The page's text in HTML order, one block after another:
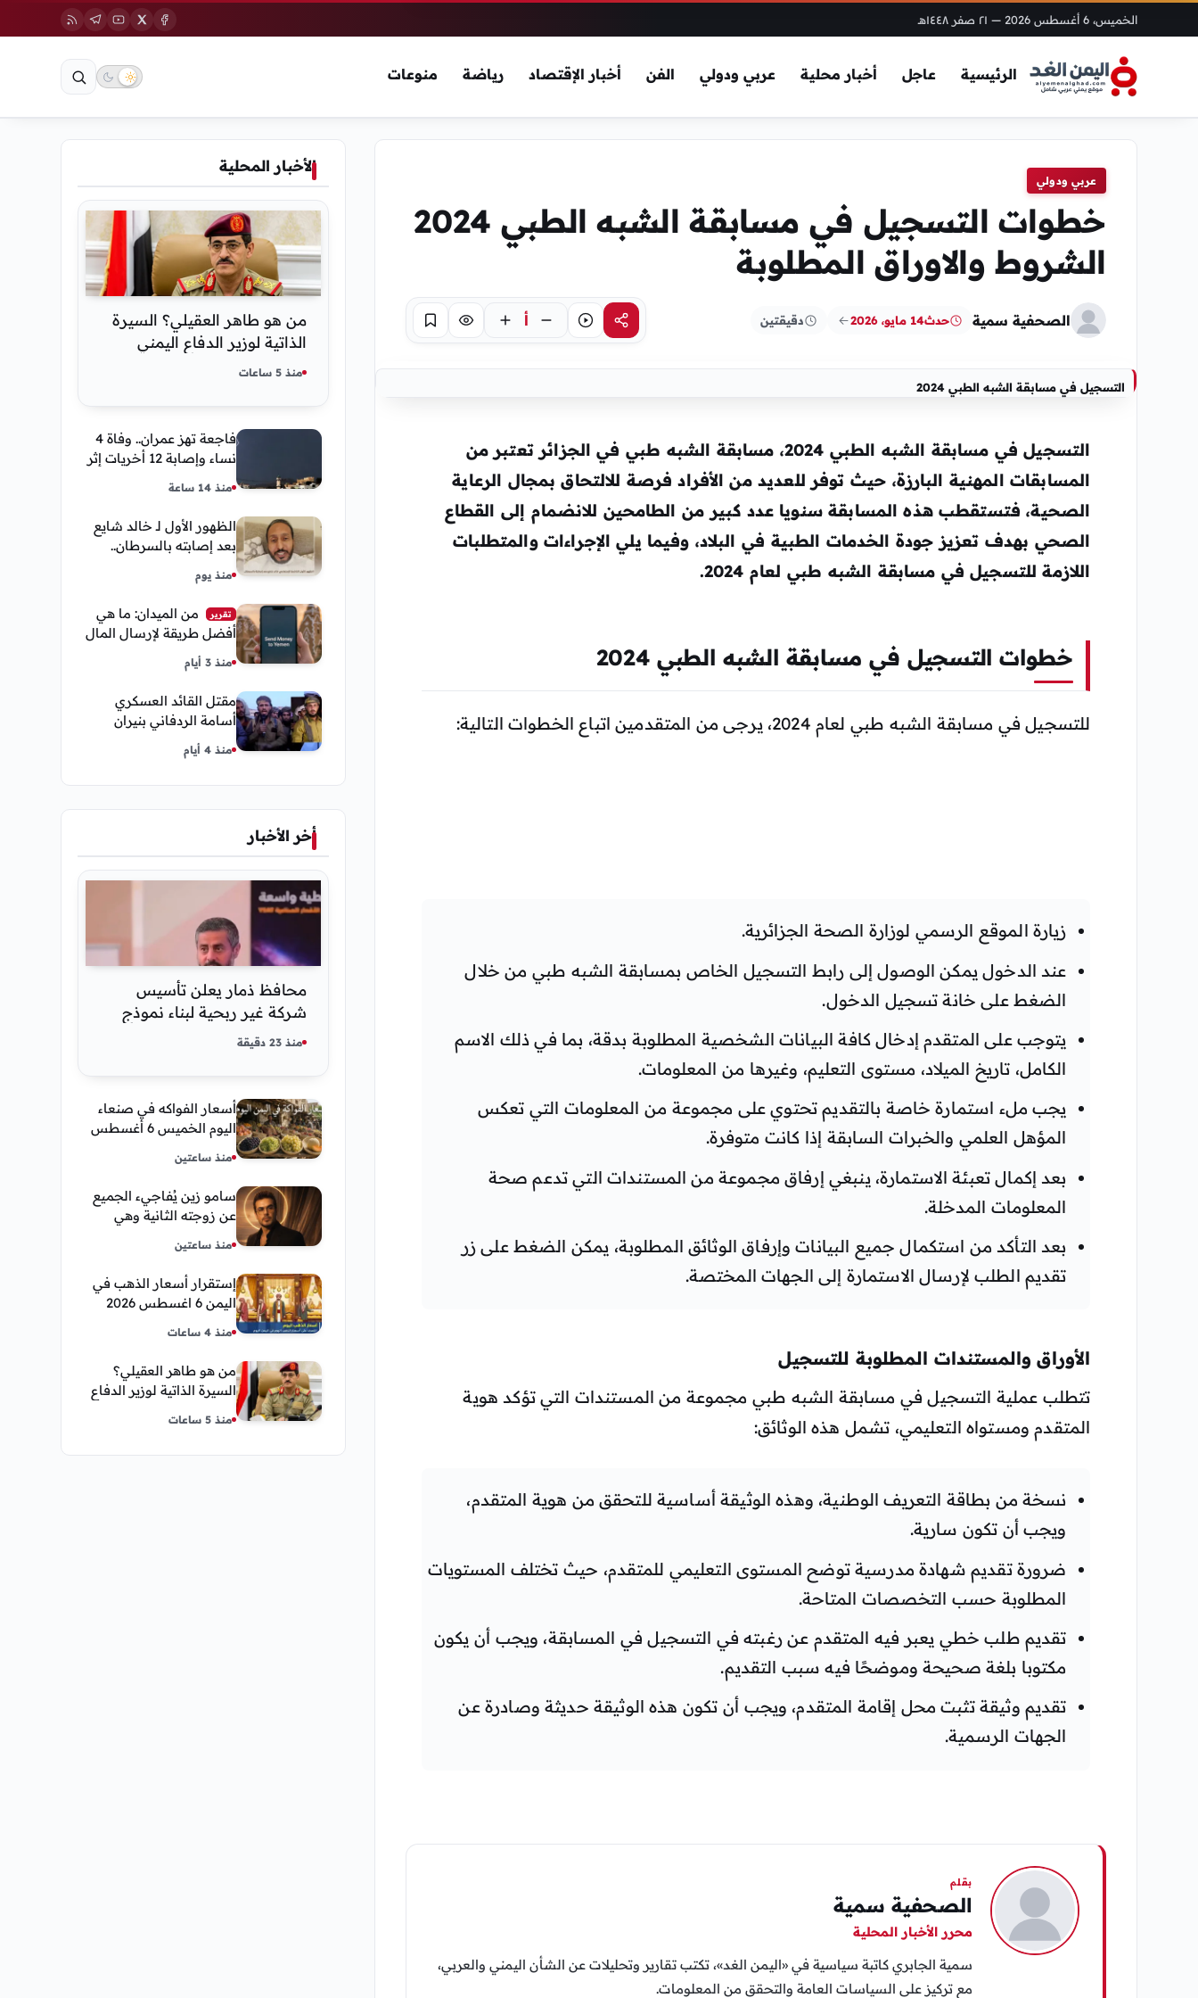
الخميس، 6 أغسطس 2026 — ٢١ صفر ١٤٤٨هـ
الرئيسية عاجل أخبار محلية عربي ودولي الفن أخبار الإقتصاد رياضة منوعات
عربي ودولي
خطوات التسجيل في مسابقة الشبه الطبي 2024
الشروط والاوراق المطلوبة
الصحفية سمية حدث14 مايو، 2026 دقيقتين مشاركةاستماع أ تركيز حفظ
التسجيل في مسابقة الشبه الطبي 2024
التسجيل في مسابقة الشبه الطبي 2024، مسابقة الشبه طبي في الجزائر تعتبر من
المسابقات المهنية البارزة، حيث توفر للعديد من الأفراد فرصة للالتحاق بمجال الرعاية
الصحية، فتستقطب هذه المسابقة سنويا عدد كبير من الطامحين للانضمام إلى القطاع
الصحي بهدف تعزيز جودة الخدمات الطبية في البلاد، وفيما يلي الإجراءات والمتطلبات
اللازمة للتسجيل في مسابقة الشبه طبي لعام 2024.
خطوات التسجيل في مسابقة الشبه الطبي 2024
للتسجيل في مسابقة الشبه طبي لعام 2024، يرجى من المتقدمين اتباع الخطوات التالية:
زيارة الموقع الرسمي لوزارة الصحة الجزائرية.
عند الدخول يمكن الوصول إلى رابط التسجيل الخاص بمسابقة الشبه طبي من خلال
الضغط على خانة تسجيل الدخول.
يتوجب على المتقدم إدخال كافة البيانات الشخصية المطلوبة بدقة، بما في ذلك الاسم
الكامل، تاريخ الميلاد، مستوى التعليم، وغيرها من المعلومات.
يجب ملء استمارة خاصة بالتقديم تحتوي على مجموعة من المعلومات التي تعكس
المؤهل العلمي والخبرات السابقة إذا كانت متوفرة.
بعد إكمال تعبئة الاستمارة، ينبغي إرفاق مجموعة من المستندات التي تدعم صحة
المعلومات المدخلة.
بعد التأكد من استكمال جميع البيانات وإرفاق الوثائق المطلوبة، يمكن الضغط على زر
تقديم الطلب لإرسال الاستمارة إلى الجهات المختصة.
الأوراق والمستندات المطلوبة للتسجيل
تتطلب عملية التسجيل في مسابقة الشبه طبي مجموعة من المستندات التي تؤكد هوية
المتقدم ومستواه التعليمي، تشمل هذه الوثائق:
نسخة من بطاقة التعريف الوطنية، وهذه الوثيقة أساسية للتحقق من هوية المتقدم،
ويجب أن تكون سارية.
ضرورة تقديم شهادة مدرسية توضح المستوى التعليمي للمتقدم، حيث تختلف المستويات
المطلوبة حسب التخصصات المتاحة.
تقديم طلب خطي يعبر فيه المتقدم عن رغبته في التسجيل في المسابقة، ويجب أن يكون
مكتوبا بلغة صحيحة وموضحًا فيه سبب التقديم.
تقديم وثيقة تثبت محل إقامة المتقدم، ويجب أن تكون هذه الوثيقة حديثة وصادرة عن
الجهات الرسمية.
بقلم
الصحفية سمية
محرر الأخبار المحلية
سمية الجابري كاتبة سياسية في «اليمن الغد»، تكتب تقارير وتحليلات عن الشأن اليمني والعربي،
مع تركيز على السياسات العامة والتحقق من المعلومات.
الأخبار المحلية
من هو طاهر العقيلي؟ السيرة
الذاتية لوزير الدفاع اليمني
الجديد وأبرز مناصبه
منذ 5 ساعات
فاجعة تهز عمران.. وفاة 4
نساء وإصابة 12 أخريات إثر
اجتماعية
منذ 14 ساعة
الظهور الأول لـ خالد شايع
بعد إصابته بالسرطان..
رحلة العلاج
منذ يوم
تقرير
من الميدان: ما هي
أفضل طريقة لإرسال المال
إلى اليمن من السعودية
وأمريكا
منذ 3 أيام
مقتل القائد العسكري
أسامة الردفاني بنيران
مسلحين مجهولين في
مديرية العبر
منذ 4 أيام
أخر الأخبار
محافظ ذمار يعلن تأسيس
شركة غير ربحية لبناء نموذج
ذكاء اصطناعي يمني
منذ 23 دقيقة
أسعار الفواكه في صنعاء
اليوم الخميس 6 أغسطس
والرمان في الأسواق
منذ ساعتين
سامو زين يُفاجيء الجميع
عن زوجته الثانية وهي
منذ ساعتين
إستقرار أسعار الذهب في
اليمن 6 اغسطس 2026
منذ 4 ساعات
من هو طاهر العقيلي؟
السيرة الذاتية لوزير الدفاع
مناصبه
منذ 5 ساعات